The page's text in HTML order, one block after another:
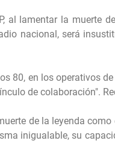
al lamentar la muerte
nacional, será
80, en los operativos
de colaboración".
de la leyenda
inigualable, su